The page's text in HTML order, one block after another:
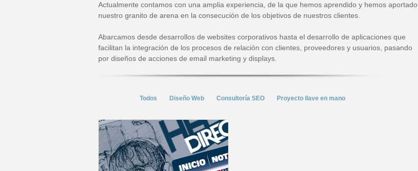
Actualmente contamos con una amplia experiencia, de la que hemos aprendido y hemos aportado
nuestro granito de arena en la consecución de los objetivos de nuestros clientes.
Abarcamos desde desarrollos de websites corporativos hasta el desarrollo de aplicaciones que
facilitan la integración de los procesos de relación con clientes, proveedores y usuarios, pasando
por diseños de acciones de email marketing y displays.
Todos Diseño Web Consultoría SEO Proyecto llave en mano